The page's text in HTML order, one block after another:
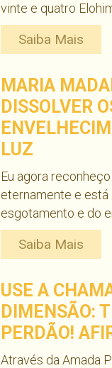
vinte e quatro
Saiba Mais
MARIA
DISSOLVER
LUZ
Eu agora
eternamente e
esgotamento e do
Saiba Mais
USE A
DIMENSÃO:
PERDÃO!
Através da Amada